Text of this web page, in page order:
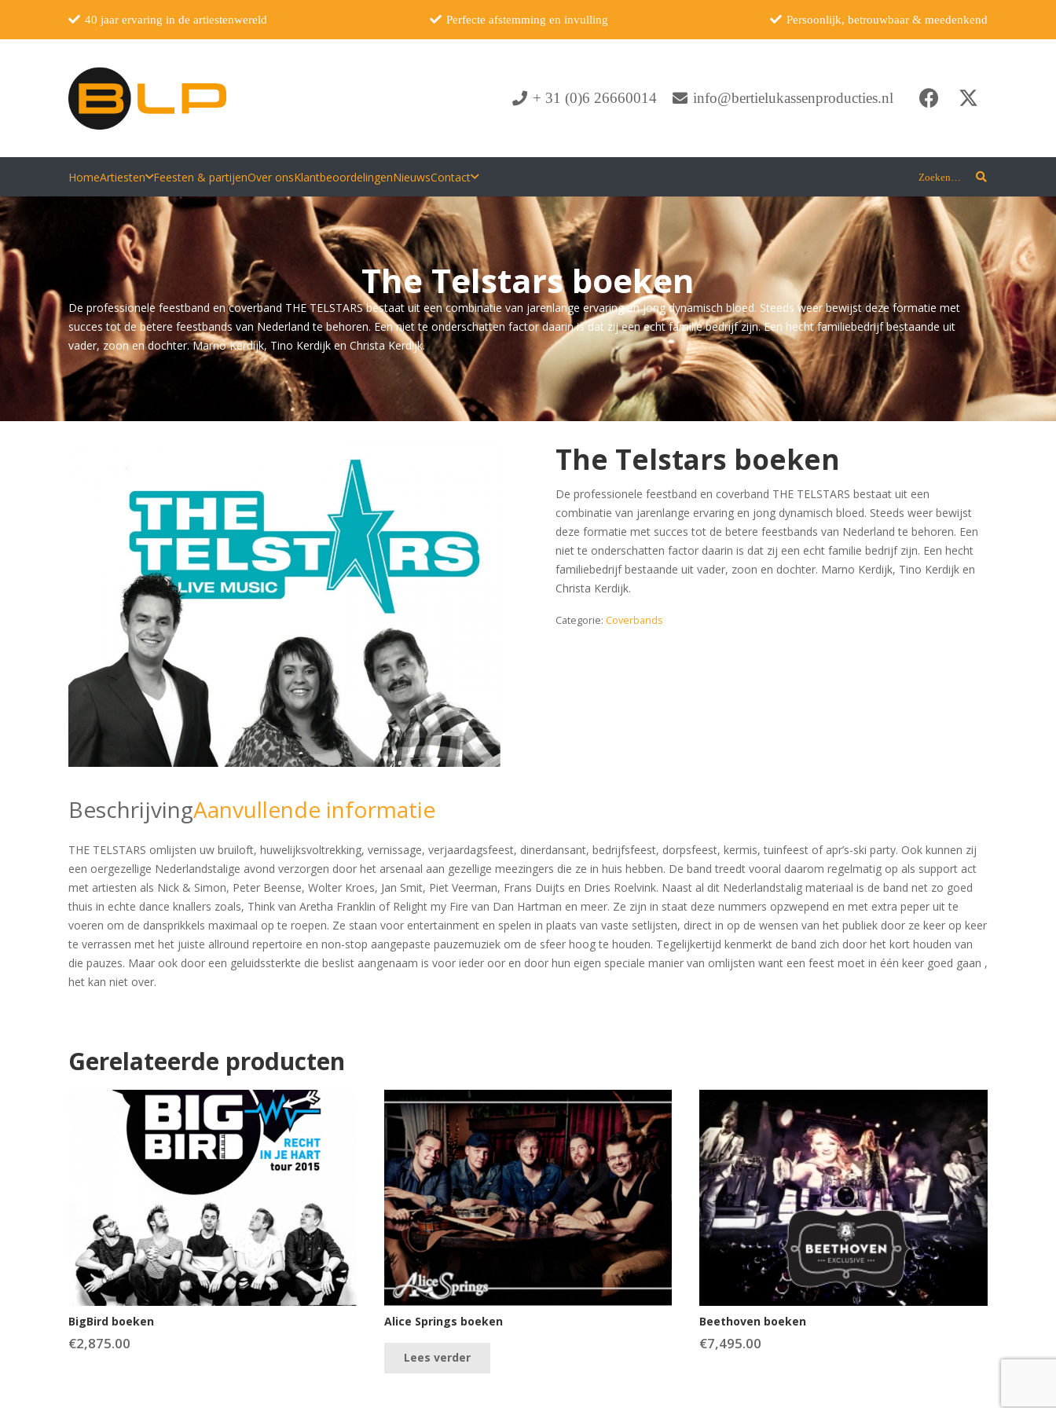
40 jaar ervaring in de artiestenwereld Perfecte afstemming en invulling Persoonlijk, betrouwbaar & meedenkend
+ 31 (0)6 26660014 info@bertielukassenproducties.nl
HomeArtiesten Feesten & partijenOver onsKlantbeoordelingenNieuwsContact Zoeken…
The Telstars boeken
De professionele feestband en coverband THE TELSTARS bestaat uit een combinatie van jarenlange ervaring en jong dynamisch bloed. Steeds weer bewijst deze formatie met
succes tot de betere feestbands van Nederland te behoren. Een niet te onderschatten factor daarin is dat zij een echt familie bedrijf zijn. Een hecht familiebedrijf bestaande uit
vader, zoon en dochter. Marno Kerdijk, Tino Kerdijk en Christa Kerdijk.
The Telstars boeken
De professionele feestband en coverband THE TELSTARS bestaat uit een
combinatie van jarenlange ervaring en jong dynamisch bloed. Steeds weer bewijst
deze formatie met succes tot de betere feestbands van Nederland te behoren. Een
niet te onderschatten factor daarin is dat zij een echt familie bedrijf zijn. Een hecht
familiebedrijf bestaande uit vader, zoon en dochter. Marno Kerdijk, Tino Kerdijk en
Christa Kerdijk.
Categorie:Coverbands
BeschrijvingAanvullende informatie
THE TELSTARS omlijsten uw bruiloft, huwelijksvoltrekking, vernissage, verjaardagsfeest, dinerdansant, bedrijfsfeest, dorpsfeest, kermis, tuinfeest of apr’s-ski party. Ook kunnen zij
een oergezellige Nederlandstalige avond verzorgen door het arsenaal aan gezellige meezingers die ze in huis hebben. De band treedt vooral daarom regelmatig op als support act
met artiesten als Nick & Simon, Peter Beense, Wolter Kroes, Jan Smit, Piet Veerman, Frans Duijts en Dries Roelvink. Naast al dit Nederlandstalig materiaal is de band net zo goed
thuis in echte dance knallers zoals, Think van Aretha Franklin of Relight my Fire van Dan Hartman en meer. Ze zijn in staat deze nummers opzwepend en met extra peper uit te
voeren om de dansprikkels maximaal op te roepen. Ze staan voor entertainment en spelen in plaats van vaste setlijsten, direct in op de wensen van het publiek door ze keer op keer
te verrassen met het juiste allround repertoire en non-stop aangepaste pauzemuziek om de sfeer hoog te houden. Tegelijkertijd kenmerkt de band zich door het kort houden van
die pauzes. Maar ook door een geluidssterkte die beslist aangenaam is voor ieder oor en door hun eigen speciale manier van omlijsten want een feest moet in één keer goed gaan ,
het kan niet over.
Gerelateerde producten
BigBird boeken
€2,875.00
Alice Springs boeken
Lees verder
Beethoven boeken
€7,495.00